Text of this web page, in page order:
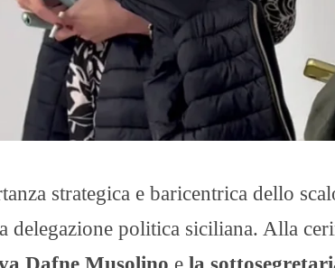
strategica e baricentrica dello
delegazione politica siciliana. Alla